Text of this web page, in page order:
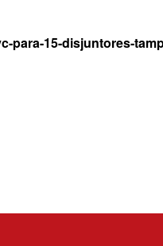
para-15-disjuntores-